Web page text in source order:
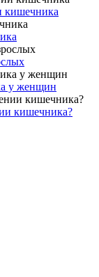
кишечника
у женщин
кишечника?